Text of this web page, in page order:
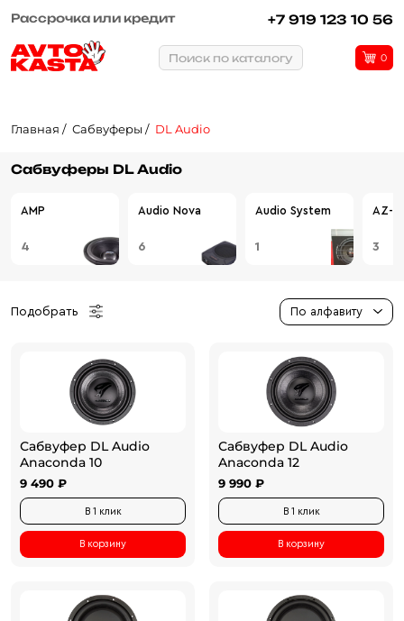
Рассрочка или кредит +7 919 123 10 56
Поиск по каталогу 0
Главная Сабвуферы DL Audio
Сабвуферы DL Audio
AMP
4
Audio Nova
6
Audio System
1
AZ-13
3
Подобрать По алфавиту
Сабвуфер DL Audio
Anaconda 10
9 490 ₽
В 1 клик
В корзину
Сабвуфер DL Audio
Anaconda 12
9 990 ₽
В 1 клик
В корзину